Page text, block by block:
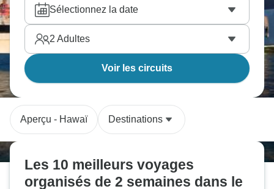
Sélectionnez la date
2 Adultes
Voir les circuits
Aperçu - Hawaï Destinations
Les 10 meilleurs voyages
organisés de 2 semaines dans le